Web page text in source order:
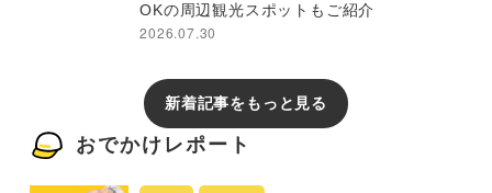
OKの周辺観光スポットもご紹介
2026.07.30
新着記事をもっと見る
おでかけレポート